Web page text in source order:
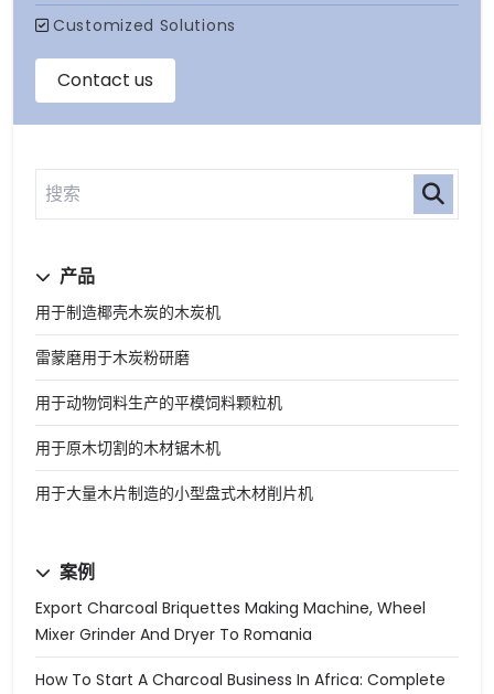
产品
用于制造椰壳木炭的木炭机
雷蒙磨用于木炭粉研磨
用于动物饲料生产的平模饲料颗粒机
用于原木切割的木材锯木机
用于大量木片制造的小型盘式木材削片机
案例
Export Charcoal Briquettes Making Machine, Wheel
Mixer Grinder And Dryer To Romania
How To Start A Charcoal Business In Africa: Complete